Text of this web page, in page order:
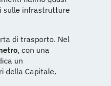
sulle infrastrutture
di trasporto. Nel
, con una
un
della Capitale.